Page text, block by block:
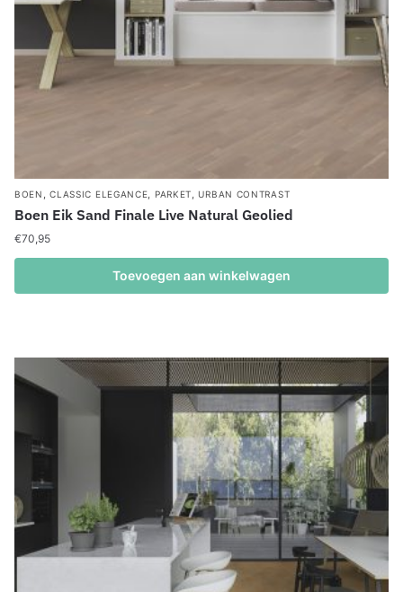
BOEN ,CLASSIC ELEGANCE, PARKET, URBAN CONTRAST
Boen Eik Sand Finale Live Natural Geolied
€70,95
Toevoegen aan winkelwagen